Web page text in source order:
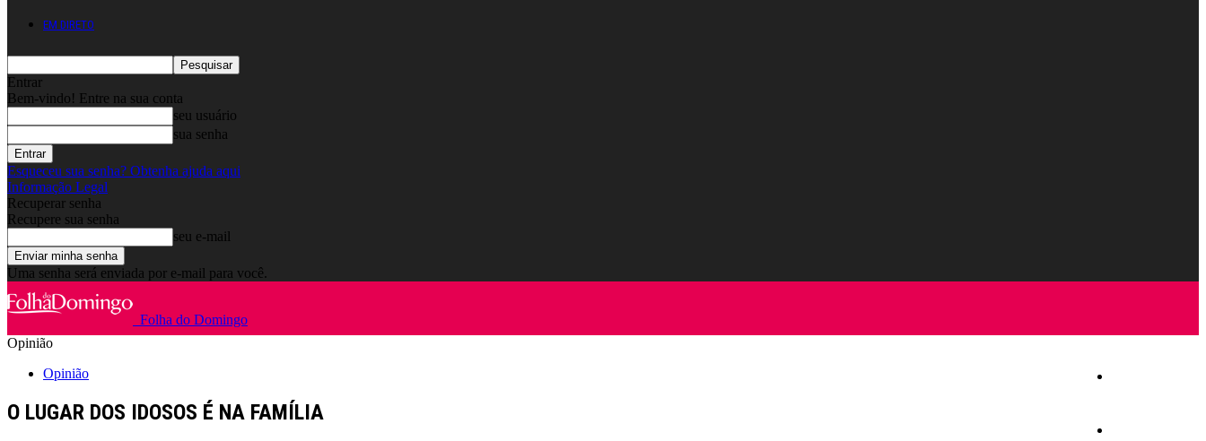
EM DIRETO
Entrar
Bem-vindo! Entre na sua conta
seu usuário
sua senha
Esqueceu sua senha? Obtenha ajuda aqui
Informação Legal
Recuperar senha
Recupere sua senha
seu e-mail
Uma senha será enviada por e-mail para você.
Folha do Domingo
Opinião
Opinião
O LUGAR DOS IDOSOS É NA FAMÍLIA